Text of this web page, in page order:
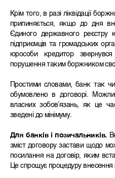
Крім того, в разі ліквідації
припиняється, якщо до дня
Єдиного державного реєстру
підприємців та громадських
юрособи кредитор
порушення таким боржником
Простими словами, банк так
обумовлено в договорі.
власних зобов’язань, як це
зведені до мінімуму.
Для банків і позичальників.
зміст договору застави щодо
посилання на договір, яким
Це спрощує процедуру внесення